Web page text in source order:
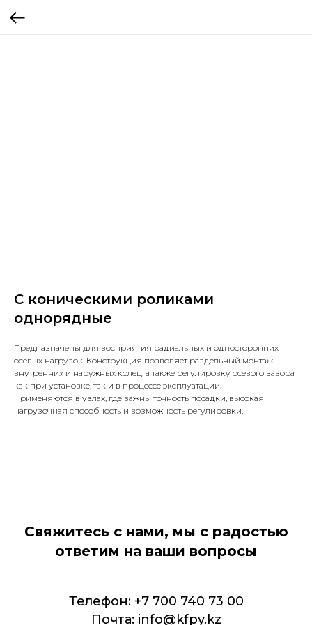
С коническими роликами
однорядные
Предназначены для восприятия радиальных и односторонних
осевых нагрузок. Конструкция позволяет раздельный монтаж
внутренних и наружных колец, а также регулировку осевого зазора
как при установке, так и в процессе эксплуатации.
Применяются в узлах, где важны точность посадки, высокая
нагрузочная способность и возможность регулировки.
Свяжитесь с нами, мы с радостью
ответим на ваши вопросы
Телефон: +7 700 740 73 00
Почта: info@kfpy.kz